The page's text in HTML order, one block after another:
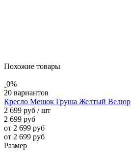
Похожие товары
0%
20 вариантов
Кресло Мешок Груша Желтый Велюр
2 699 руб / шт
2 699 руб
от 2 699 руб
от 2 699 руб
Размер